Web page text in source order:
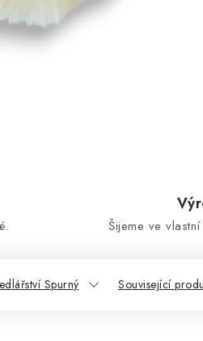
Šijeme ve
Spurný Související